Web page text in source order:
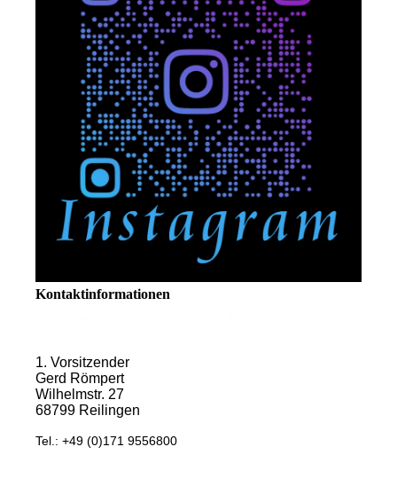
Kontaktinformationen
1. Vorsitzender
Gerd Römpert
Wilhelmstr. 27
68799 Reilingen
Tel.: +49 (0)171 9556800